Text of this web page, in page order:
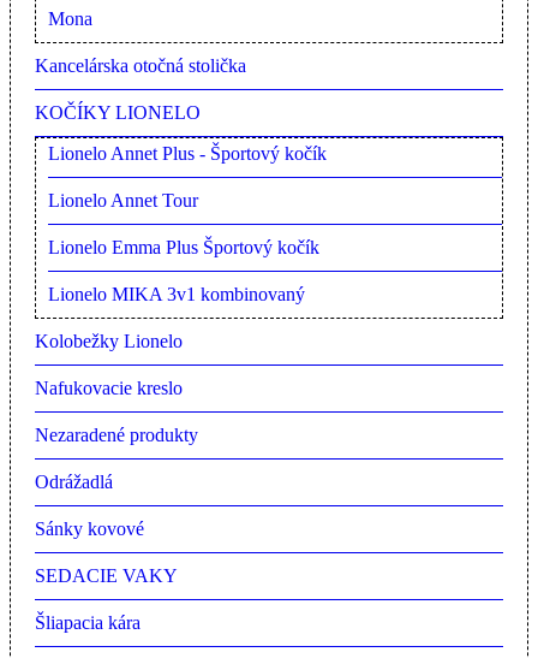
Mona
Kancelárska otočná stolička
KOČÍKY LIONELO
Lionelo Annet Plus - Športový kočík
Lionelo Annet Tour
Lionelo Emma Plus Športový kočík
Lionelo MIKA 3v1 kombinovaný
Kolobežky Lionelo
Nafukovacie kreslo
Nezaradené produkty
Odrážadlá
Sánky kovové
SEDACIE VAKY
Šliapacia kára